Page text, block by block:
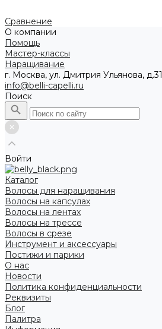
Сравнение
О компании
Помощь
Мастер-классы
Наращивание
г. Москва, ул. Дмитрия Ульянова, д.31
info@belli-capelli.ru
Поиск
Войти
Каталог
Волосы для наращивания
Волосы на капсулах
Волосы на лентах
Волосы на трессе
Волосы в срезе
Инструмент и аксессуары
Постижи и парики
О нас
Новости
Политика конфиденциальности
Реквизиты
Блог
Палитра